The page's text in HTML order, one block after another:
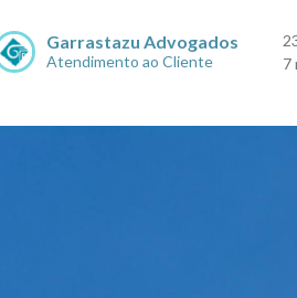
Garrastazu Advogados
Atendimento ao Cliente
7